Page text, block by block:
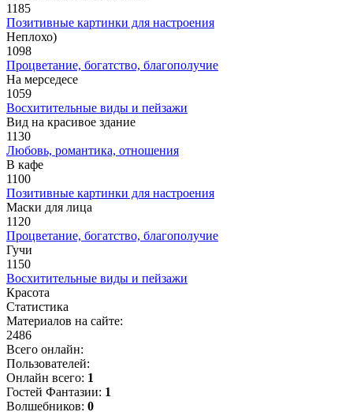
1185
Позитивные картинки для настроения
Неплохо)
1098
Процветание, богатство, благополучие
На мерседесе
1059
Восхитительные виды и пейзажи
Вид на красивое здание
1130
Любовь, романтика, отношения
В кафе
1100
Позитивные картинки для настроения
Маски для лица
1120
Процветание, богатство, благополучие
Гучи
1150
Восхитительные виды и пейзажи
Красота
Статистика
Материалов на сайте:
2486
Всего онлайн:
Пользователей:
Онлайн всего: 1
Гостей Фантазии: 1
Волшебников: 0